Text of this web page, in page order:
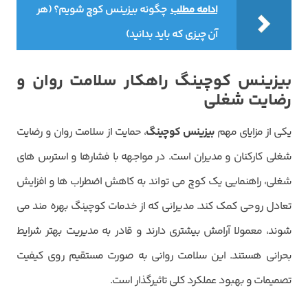
ادامه مطلب چگونه بیزینس کوچ شویم؟ (هر
آن چیزی که باید بدانید)
بیزینس کوچینگ راهکار سلامت روان و
رضایت شغلی
یکی از مزایای مهمبیزینس کوچینگ، حمایت از سلامت روان و رضایت
شغلی کارکنان و مدیران است. در مواجهه با فشارها و استرس های
شغلی، راهنمایی یک کوچ می تواند به کاهش اضطراب ها و افزایش
تعادل روحی کمک کند. مدیرانی که از خدمات کوچینگ بهره مند می
شوند، معمولا آرامش بیشتری دارند و قادر به مدیریت بهتر شرایط
بحرانی هستند. این سلامت روانی به صورت مستقیم روی کیفیت
تصمیمات و بهبود عملکرد کلی تاثیرگذار است.